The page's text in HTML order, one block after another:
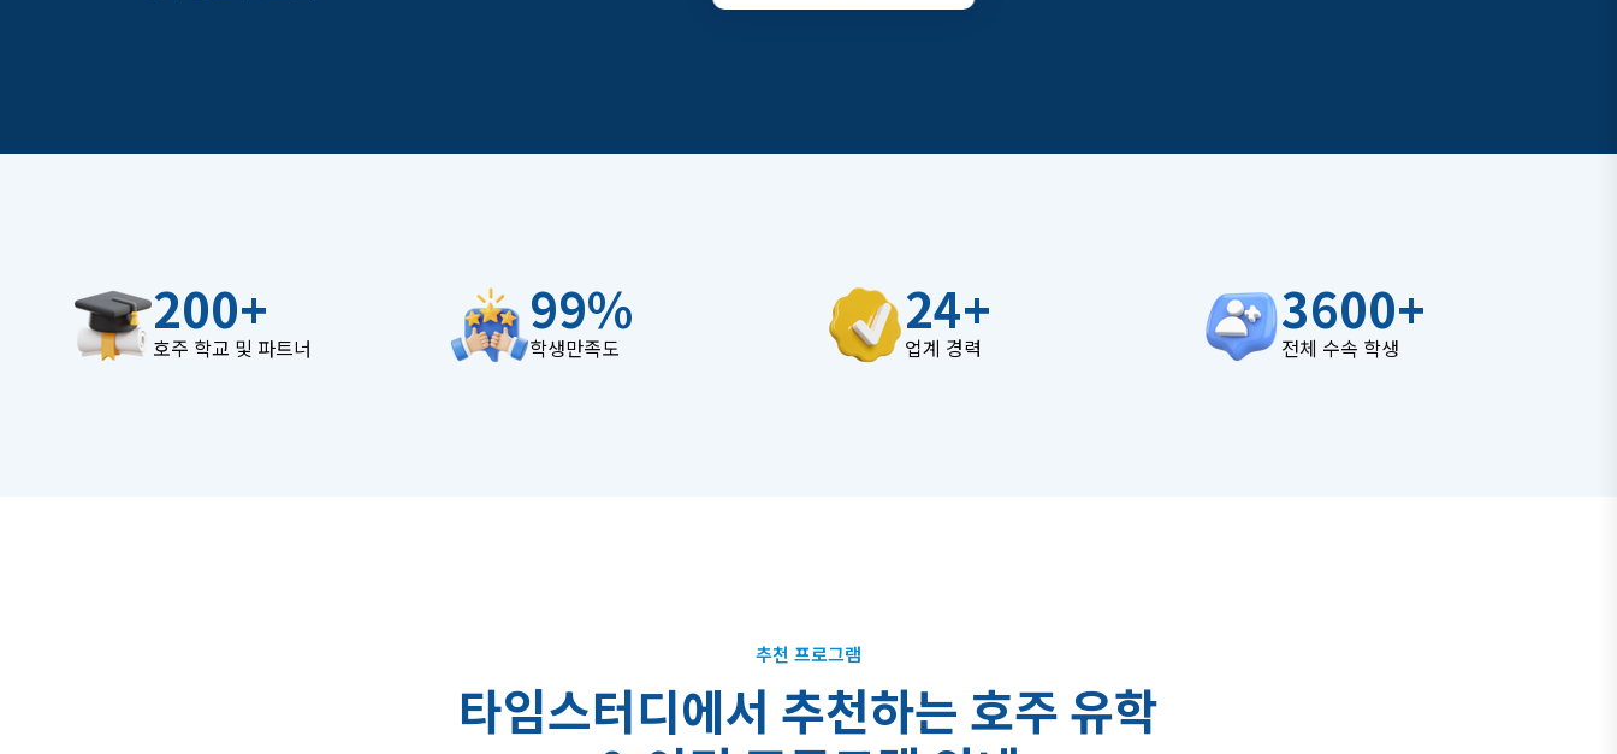
200+
호주 학교 및 파트너
99%
학생만족도
24+
업계 경력
3600+
전체 수속 학생
추천 프로그램
타임스터디에서 추천하는 호주유학